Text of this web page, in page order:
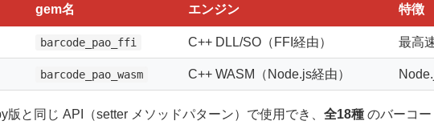
gem名 エンジン 特徴
barcode_pao_ffi C++ DLL/SO（FFI経由） 最高
barcode_pao_wasm C++ WASM（Node.js経由）
版と同じ API（setter メソッドパターン）で使用でき、 全18種 のバーコ